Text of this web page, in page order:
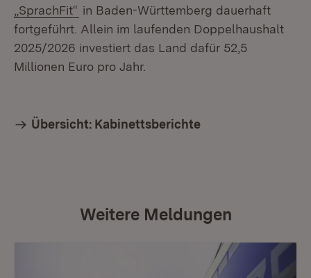
„SprachFit“ (Öffnet in neuem Fenster)
in Baden-Württemberg dauerhaft
fortgeführt. Allein im laufenden Doppelhaushalt
2025/2026 investiert das Land dafür 52,5
Millionen Euro pro Jahr.
Übersicht: Kabinettsberichte
Weitere Meldungen